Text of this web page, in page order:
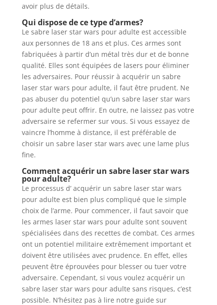
avoir plus de détails.
Qui dispose de ce type d’armes?
Le sabre laser star wars pour adulte est accessible
aux personnes de 18 ans et plus. Ces armes sont
fabriquées à partir d’un métal très dur et de bonne
qualité. Elles sont équipées de lasers pour éliminer
les adversaires. Pour réussir à acquérir un sabre
laser star wars pour adulte, il faut être prudent. Ne
pas abuser du potentiel qu’un sabre laser star wars
pour adulte peut offrir. En outre, ne laissez pas votre
adversaire se refermer sur vous. Si vous essayez de
vaincre l’homme à distance, il est préférable de
choisir un sabre laser star wars avec une lame plus
fine.
Comment acquérir un sabre laser star wars
pour adulte?
Le processus d’ acquérir un sabre laser star wars
pour adulte est bien plus compliqué que le simple
choix de l’arme. Pour commencer, il faut savoir que
les armes laser star wars pour adulte sont souvent
spécialisées dans des recettes de combat. Ces armes
ont un potentiel militaire extrêmement important et
doivent être utilisées avec prudence. En effet, elles
peuvent être éprouvées pour blesser ou tuer votre
adversaire. Cependant, si vous voulez acquérir un
sabre laser star wars pour adulte sans risques, c’est
possible. N’hésitez pas à lire notre guide sur